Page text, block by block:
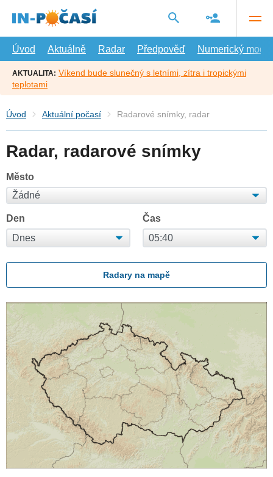
hlavní
Úvod
Aktuálně Radar Předpověď Numerický model
AKTUALITA: Víkend bude slunečný s letními, zítra i tropickými
teplotami
Úvod Aktuální počasí Radarové snímky, radar
Radar, radarové snímky
Město
Den Čas
Radary na mapě